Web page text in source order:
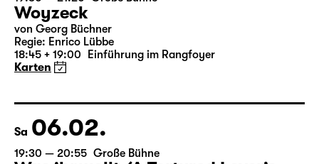
Fr 05.02.
19:30 — 21:20 Große Bühne
Woyzeck
18:45 + 19:00 Einführung im Rangfoyer
Karten